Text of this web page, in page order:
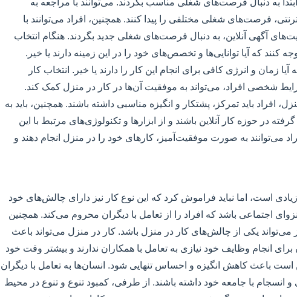
به دنبال فرصت‌های شغلی مناسب بگردند. می‌توانند با مراجعه به
فرصت‌های شغلی مختلفی را پیدا کنند. همچنین، افراد می‌توانند با
آگهی آنلاین، به دنبال فرصت‌های شغلی جدید بگردند. هنگام انتخاب
کنند که آیا توانایی‌ها و تخصص‌های خود را در این زمینه دارند یا خیر.
آیا زمان و انرژی کافی برای انجام این کار را دارند یا خیر. انتخاب کار
شخصی افراد، می‌تواند به موفقیت آن‌ها در کار در منزل کمک کند.
افراد باید تمرکز، پشتکار و انگیزه مناسبی داشته باشند. همچنین، باید به
در حوزه کار آنلاین باشند و از ابزارها و تکنولوژی‌های مرتبط با این
می‌توانند به صورت موفقیت‌آمیز، کارهای خود را در منزل انجام دهند و
است، اما نباید فراموش کرد که این نوع کار نیز دارای چالش‌های خود
اجتماعی باشد که افراد را از تعامل با دیگران محروم می‌کند. همچنین
می‌تواند یکی از چالش‌های کار در منزل باشد. کار در منزل می‌تواند باعث
برای انجام وظایف خود نیازی به تعامل با همکاران ندارند و بیشتر وقت خود
باعث کاهش انگیزه و احساس تنهایی شود. انسان‌ها به تعامل با دیگران
و انسجام با جامعه خود داشته باشند. از طرفی، کمبود تنوع و تنوع در محیط